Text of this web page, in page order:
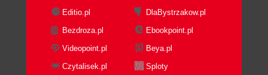
Editio.pl
DlaBystrzakow.pl
Bezdroza.pl
Ebookpoint.pl
Videopoint.pl
Beya.pl
Czytalisek.pl
Sploty